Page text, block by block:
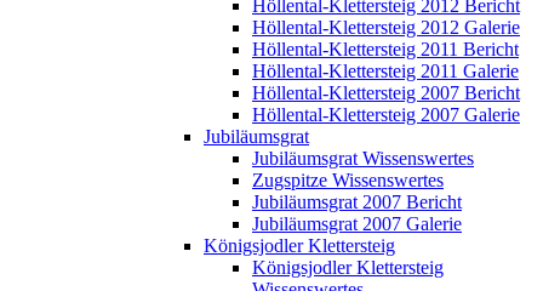
Höllental-Klettersteig 2012 Bericht
Höllental-Klettersteig 2012 Galerie
Höllental-Klettersteig 2011 Bericht
Höllental-Klettersteig 2011 Galerie
Höllental-Klettersteig 2007 Bericht
Höllental-Klettersteig 2007 Galerie
Jubiläumsgrat
Jubiläumsgrat Wissenswertes
Zugspitze Wissenswertes
Jubiläumsgrat 2007 Bericht
Jubiläumsgrat 2007 Galerie
Königsjodler Klettersteig
Königsjodler Klettersteig